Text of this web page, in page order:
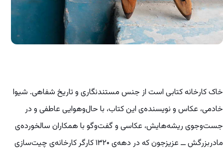
خاک کارخانهکتابی است از جنس مستندنگاری و تاریخ شفاهی. شیوا
خادمی، عکاس و نویسنده‌ی این کتاب، با حال‌و‌هوایی عاطفی و در
جست‌وجوی ریشه‌‌هایش، عکاسی و گفت‌وگو با همکاران سالخورده‌ی
مادربزرگش ــ عزیزجون که در دهه‌ی ۱۳۲۰ کارگر کارخانه‌ی چیت‌سازی